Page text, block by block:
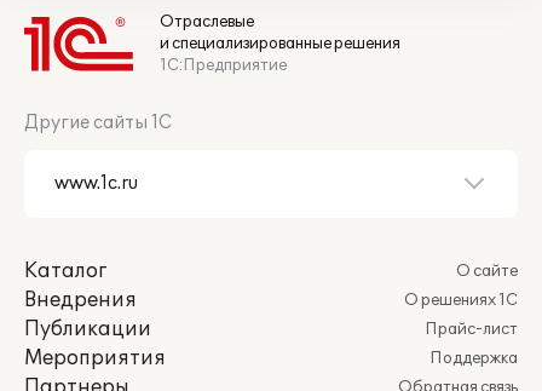
Отраслевые
и специализированные решения
1С:Предприятие
Другие сайты 1С
Каталог
Внедрения
Публикации
Мероприятия
О сайте
О решениях 1С
Прайс-лист
Поддержка